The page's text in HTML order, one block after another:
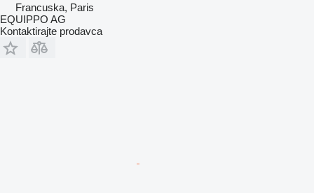
Francuska, Paris
EQUIPPO AG
Kontaktirajte prodavca